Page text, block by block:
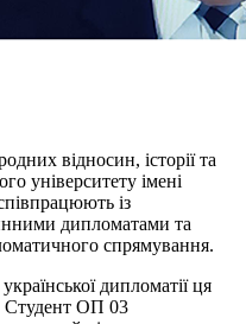
відносин, історії та
університету імені
із
дипломатами та
спрямування.
дипломатії ця
Студент ОП 03